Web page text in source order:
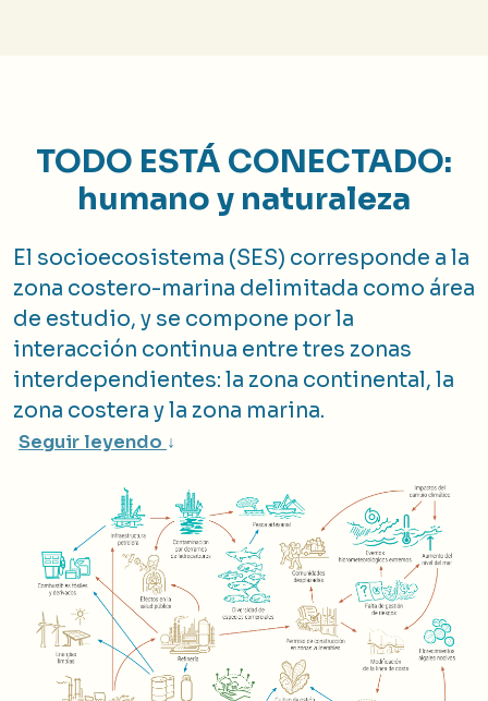
TODO ESTÁ CONECTADO:
humano y naturaleza
El socioecosistema (SES) corresponde a la
zona costero-marina delimitada como área
de estudio, y se compone por la
interacción continua entre tres zonas
interdependientes: la zona continental, la
zona costera y la zona marina.
Seguir leyendo ↓